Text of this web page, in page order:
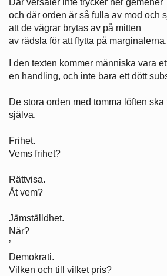
Där versaler inte trycker ner gemener
och där orden är så fulla av mod och
att de vägrar brytas av på mitten
av rädsla för att flytta på marginalerna.
I den texten kommer människa vara
en handling, och inte bara ett dött
De stora orden med tomma löften
själva.
Frihet.
Vems frihet?
Rättvisa.
Åt vem?
Jämställdhet.
När?
’
Demokrati.
Vilken och till vilket pris?